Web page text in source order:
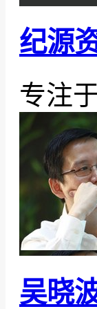
纪源
专注
吴晓